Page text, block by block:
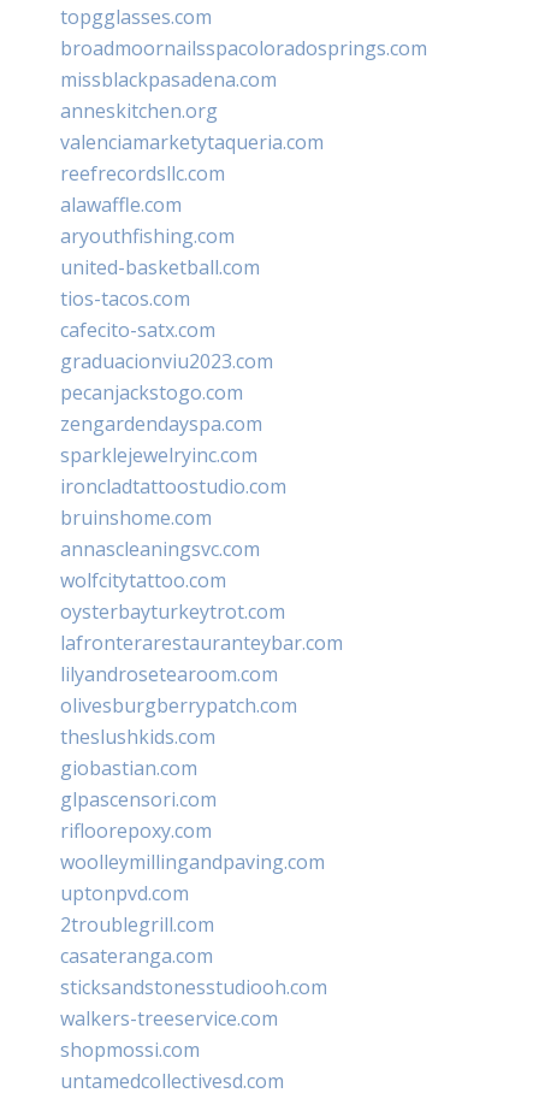
topgglasses.com
broadmoornailsspacoloradosprings.com
missblackpasadena.com
anneskitchen.org
valenciamarketytaqueria.com
reefrecordsllc.com
alawaffle.com
aryouthfishing.com
united-basketball.com
tios-tacos.com
cafecito-satx.com
graduacionviu2023.com
pecanjackstogo.com
zengardendayspa.com
sparklejewelryinc.com
ironcladtattoostudio.com
bruinshome.com
annascleaningsvc.com
wolfcitytattoo.com
oysterbayturkeytrot.com
lafronterarestauranteybar.com
lilyandrosetearoom.com
olivesburgberrypatch.com
theslushkids.com
giobastian.com
glpascensori.com
rifloorepoxy.com
woolleymillingandpaving.com
uptonpvd.com
2troublegrill.com
casateranga.com
sticksandstonesstudiooh.com
walkers-treeservice.com
shopmossi.com
untamedcollectivesd.com